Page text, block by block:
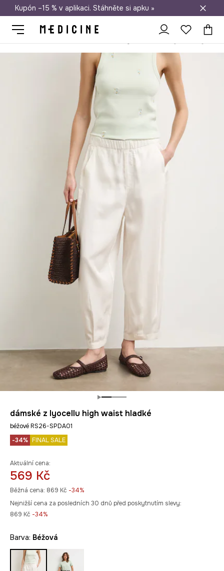
Doprava zdarma při nákupu nad 1 200 Kč
Kupón –15 % v aplikaci. Stáhněte si apku »
dámské z lyocellu high waist hladké
béžové RS26-SPDA01
-34% FINAL SALE
Aktuální cena:
569 Kč
Běžná cena: 869 Kč -34%
Nejnižší cena za posledních 30 dnů před poskytnutím slevy:
869 Kč -34%
Barva: béžová